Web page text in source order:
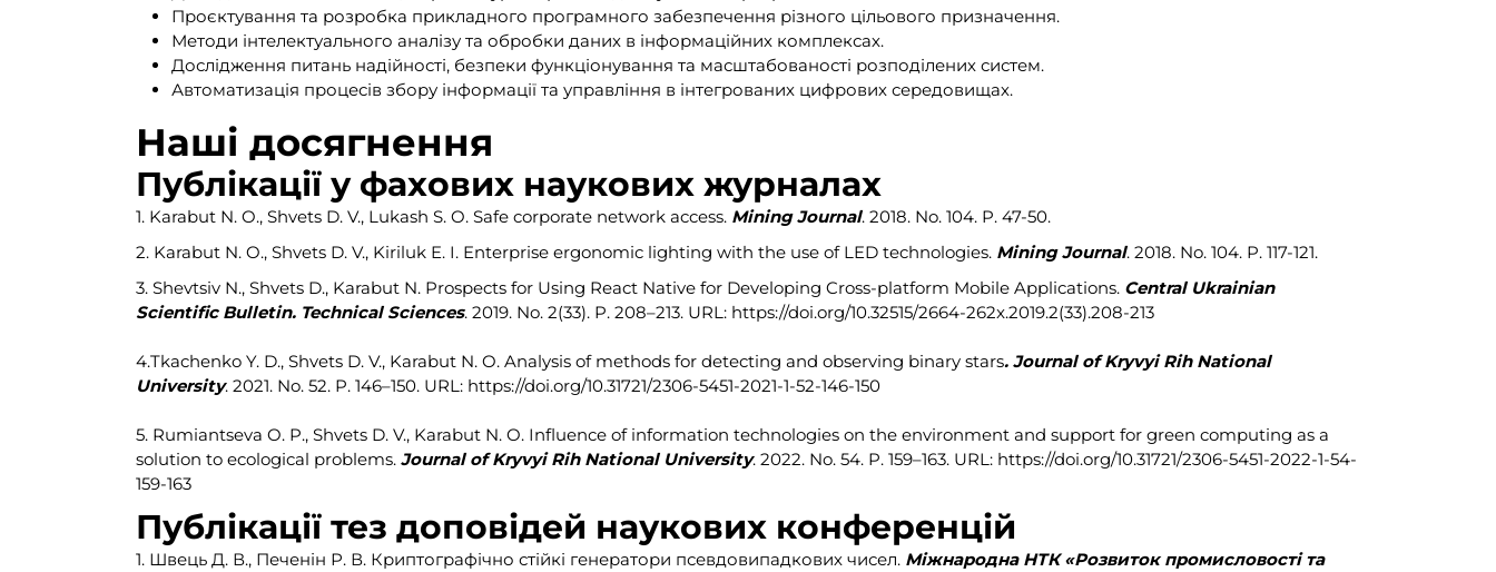
Проєктування та розробка прикладного програмного забезпечення різного цільового призначення.
Методи інтелектуального аналізу та обробки даних в інформаційних комплексах.
Дослідження питань надійності, безпеки функціонування та масштабованості розподілених систем.
Автоматизація процесів збору інформації та управління в інтегрованих цифрових середовищах.
Наші досягнення
Публікації у фахових наукових журналах
1. Karabut N. O., Shvets D. V., Lukash S. O. Safe corporate network access. Mining Journal. 2018. No. 104. P. 47-50.
2. Karabut N. O., Shvets D. V., Kiriluk E. I. Enterprise ergonomic lighting with the use of LED technologies. Mining Journal. 2018. No. 104. P. 117-121.
3. Shevtsiv N., Shvets D., Karabut N. Prospects for Using React Native for Developing Cross-platform Mobile Applications. Central Ukrainian
Scientific Bulletin. Technical Sciences. 2019. No. 2(33). P. 208–213. URL: https://doi.org/10.32515/2664-262x.2019.2(33).208-213
4.Tkachenko Y. D., Shvets D. V., Karabut N. O. Analysis of methods for detecting and observing binary stars. Journal of Kryvyi Rih National
University. 2021. No. 52. P. 146–150. URL: https://doi.org/10.31721/2306-5451-2021-1-52-146-150
5. Rumiantseva O. P., Shvets D. V., Karabut N. O. Influence of information technologies on the environment and support for green computing as a
solution to ecological problems. Journal of Kryvyi Rih National University. 2022. No. 54. P. 159–163. URL: https://doi.org/10.31721/2306-5451-2022-1-54-
159-163
Публікації тез доповідей наукових конференцій
1. Швець Д. В., Печенін Р. В. Криптографічно стійкі генератори псевдовипадкових чисел. Міжнародна НТК «Розвиток промисловості та